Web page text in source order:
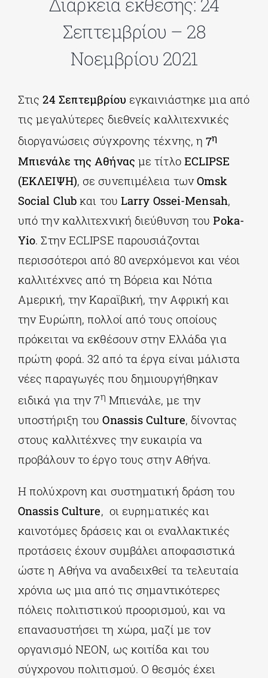
ΠΟΛΙΤΙΣΤΙΚΟΙ ΦΟΡΕΙΣ
ΧΩΡΟΙ ΤΕΧΝΗΣ
ΕΚΔΗΛΩΣΕΙΣ
Διάρκεια έκθεσης: 24
Σεπτεμβρίου – 28
Νοεμβρίου 2021
Στις24 Σεπτεμβρίου εγκαινιάστηκε μια από
τις μεγαλύτερες διεθνείς καλλιτεχνικές
διοργανώσεις σύγχρονης τέχνης, η7η
Μπιενάλε της Αθήνας με τίτλο ECLIPSE
(ΕΚΛΕΙΨΗ), σε συνεπιμέλεια τωνOmsk
Social Club και του Larry Ossei-Mensah,
υπό την καλλιτεχνική διεύθυνση τουPoka-
Yio. Στην ECLIPSE παρουσιάζονται
περισσότεροι από 80 ανερχόμενοι και νέοι
καλλιτέχνες από τη Βόρεια και Νότια
Αμερική, την Καραϊβική, την Αφρική και
την Ευρώπη, πολλοί από τους οποίους
πρόκειται να εκθέσουν στην Ελλάδα για
πρώτη φορά. 32 από τα έργα είναι μάλιστα
νέες παραγωγές που δημιουργήθηκαν
ειδικά για την 7η Μπιενάλε, με την
υποστήριξη τουOnassisCulture, δίνοντας
στους καλλιτέχνες την ευκαιρία να
προβάλουν το έργο τους στην Αθήνα.
Η πολύχρονη και συστηματική δράση του
Onassis Culture, οι ευρηματικές και
καινοτόμες δράσεις και οι εναλλακτικές
προτάσεις έχουν συμβάλει αποφασιστικά
ώστε η Αθήνα να αναδειχθεί τα τελευταία
χρόνια ως μια από τις σημαντικότερες
πόλεις πολιτιστικού προορισμού, και να
επανασυστήσει τη χώρα, μαζί με τον
οργανισμό ΝΕΟΝ, ως κοιτίδα και του
σύγχρονου πολιτισμού. Ο θεσμός έχει